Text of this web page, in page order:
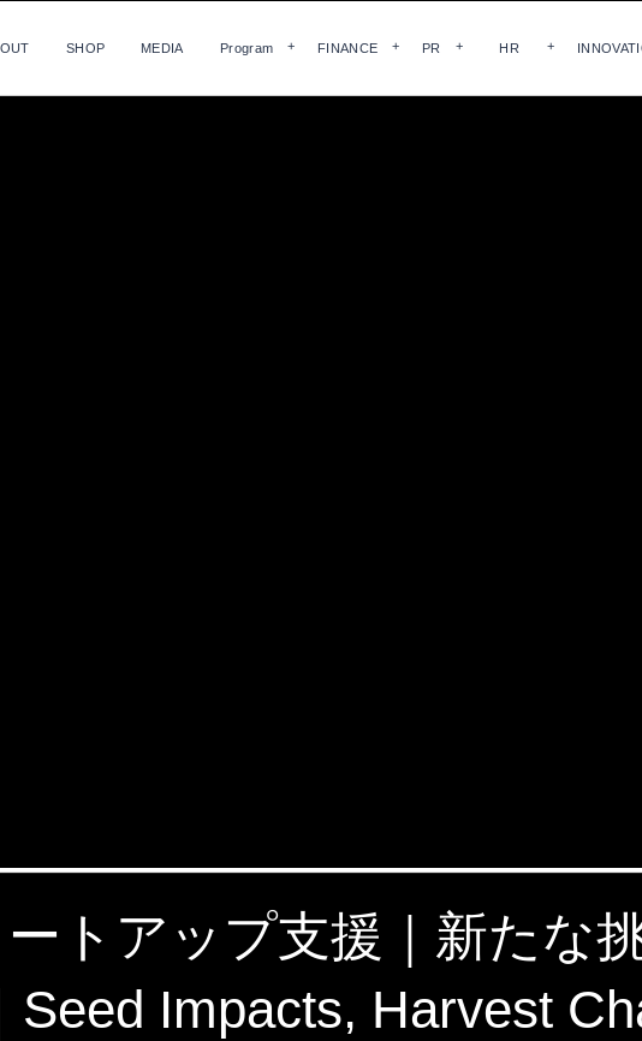
SHOP MEDIA Program FINANCE PR HR
トアップ支援｜新たな
Seed Impacts, Harvest